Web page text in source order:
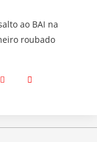
ao BAI na
roubado